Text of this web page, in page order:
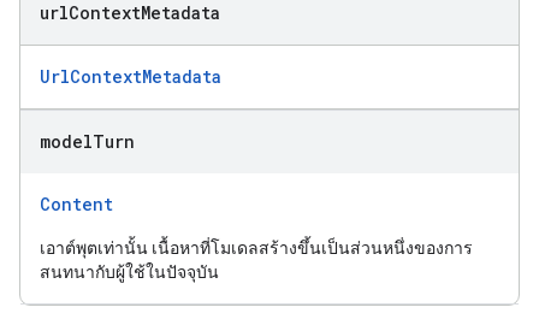
urlContextMetadata
UrlContextMetadata
modelTurn
Content
เอาต์พุตเท่านั้น เนื้อหาที่โมเดลสร้างขึ้นเป็นส่วนหนึ่งของการ
สนทนากับผู้ใช้ในปัจจุบัน